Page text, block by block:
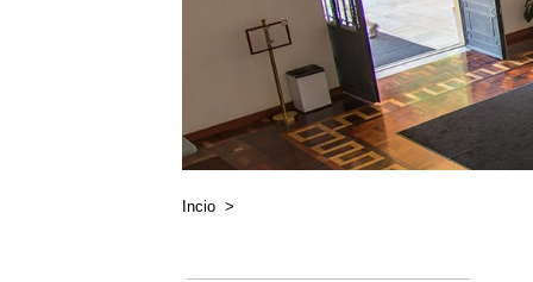
Incio >